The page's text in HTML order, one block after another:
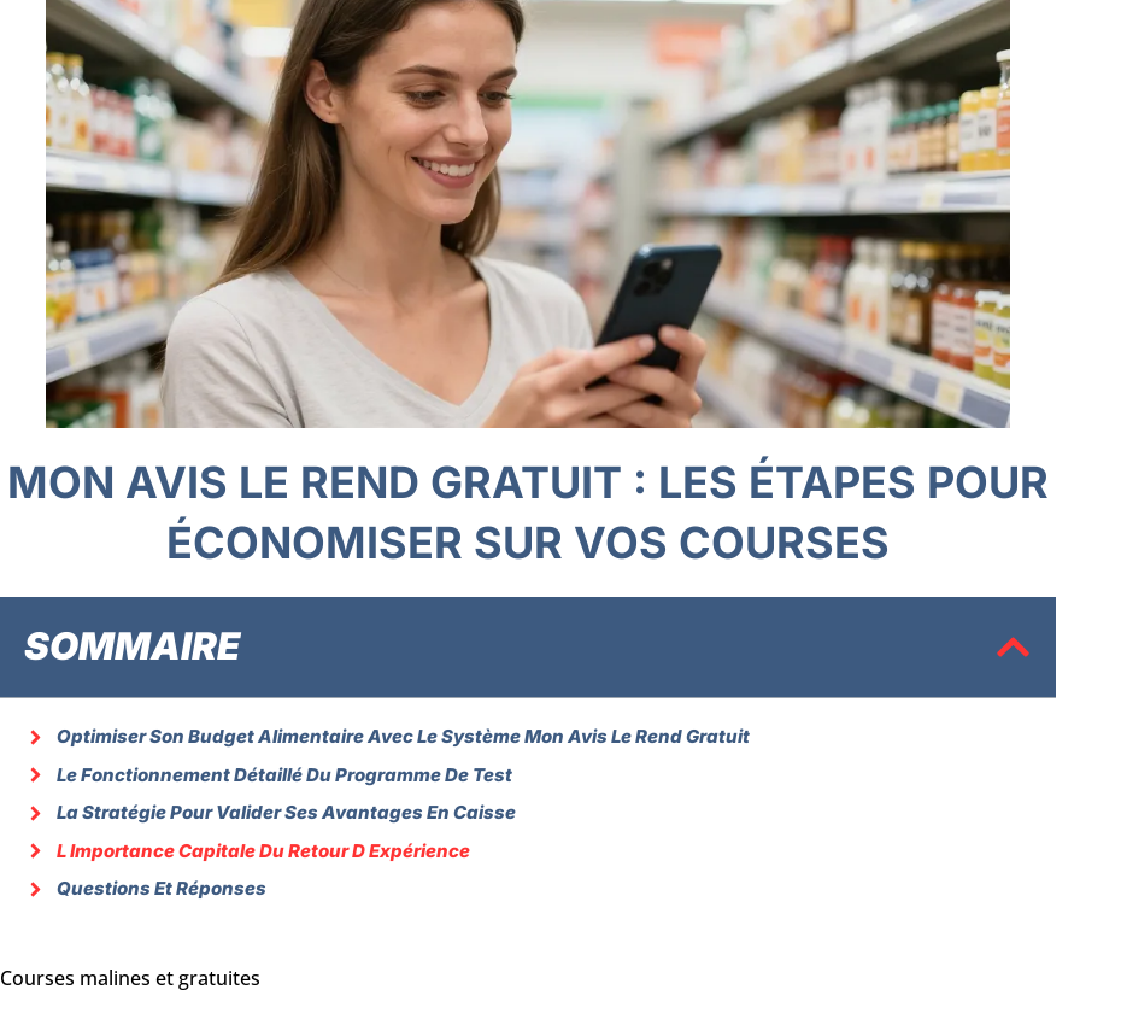
MON AVIS LE REND GRATUIT : LES ÉTAPES POUR
ÉCONOMISER SUR VOS COURSES
SOMMAIRE
Optimiser Son Budget Alimentaire Avec Le Système Mon Avis Le Rend Gratuit
Le Fonctionnement Détaillé Du Programme De Test
La Stratégie Pour Valider Ses Avantages En Caisse
L Importance Capitale Du Retour D Expérience
Questions Et Réponses
Courses malines et gratuites